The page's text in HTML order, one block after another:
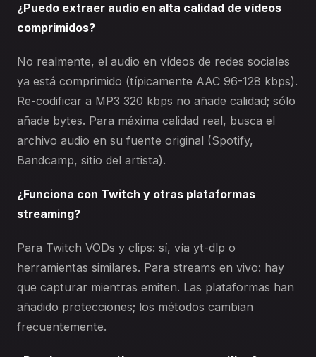
¿Puedo extraer audio en alta calidad de vídeos
comprimidos?
No realmente, el audio en vídeos de redes sociales
ya está comprimido (típicamente AAC 96-128 kbps).
Re-codificar a MP3 320 kbps no añade calidad; sólo
añade bytes. Para máxima calidad real, busca el
archivo audio en su fuente original (Spotify,
Bandcamp, sitio del artista).
¿Funciona con Twitch y otras plataformas
streaming?
Para Twitch VODs y clips: sí, vía yt-dlp o
herramientas similares. Para streams en vivo: hay
que capturar mientras emiten. Las plataformas han
añadido protecciones; los métodos cambian
frecuentemente.